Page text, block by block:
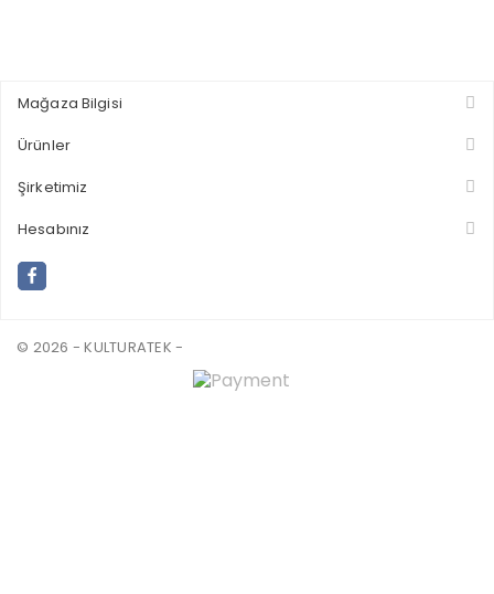
Mağaza Bilgisi
Ürünler
Şirketimiz
Hesabınız
© 2026 - KULTURATEK -